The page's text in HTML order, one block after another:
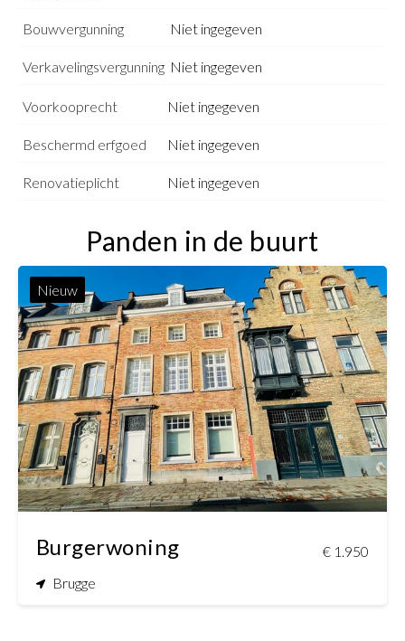
Bouwvergunning Niet ingegeven
Verkavelingsvergunning Niet ingegeven
Voorkooprecht Niet ingegeven
Beschermd erfgoed Niet ingegeven
Renovatieplicht Niet ingegeven
Panden in de buurt
Nieuw
Burgerwoning
€ 1.950
Brugge